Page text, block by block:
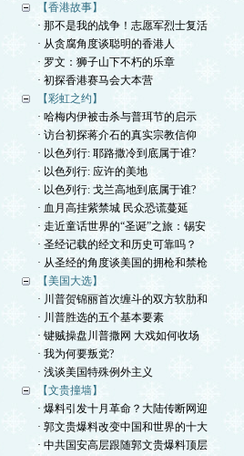
【香港故事】
· 那不是我的战争！志愿军烈士复活
· 从贪腐角度谈聪明的香港人
· 罗文：狮子山下不朽的乐章
· 初探香港赛马会大本营
【彩虹之约】
· 哈梅内伊被击杀与普珥节的启示
· 访台初探蒋介石的真实宗教信仰
· 以色列行: 耶路撒冷到底属于谁?
· 以色列行: 应许的美地
· 以色列行: 戈兰高地到底属于谁?
· 血月高挂紫禁城 民众恐谎蔓延
· 走近童话世界的“圣诞”之旅：锡安
· 圣经记载的经文和历史可靠吗？
· 从圣经的角度谈美国的拥枪和禁枪
【美国大选】
· 川普贺锦丽首次缠斗的双方软肋和
· 川普胜选的五个基本要素
· 键贼操盘川普撒网 大戏如何收场
· 我为何要叛党?
· 浅谈美国特殊例外主义
【文贵撞墙】
· 爆料引发十月革命？大陆传断网迎
· 郭文贵爆料改变中国和世界的十大
· 中共国安高层跟随郭文贵爆料顶层